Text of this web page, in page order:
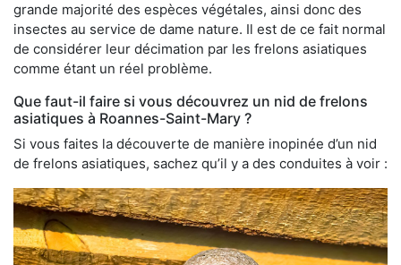
grande majorité des espèces végétales, ainsi donc des
insectes au service de dame nature. Il est de ce fait normal
de considérer leur décimation par les frelons asiatiques
comme étant un réel problème.
Que faut-il faire si vous découvrez un nid de frelons
asiatiques à Roannes-Saint-Mary ?
Si vous faites la découverte de manière inopinée d’un nid
de frelons asiatiques, sachez qu’il y a des conduites à voir :